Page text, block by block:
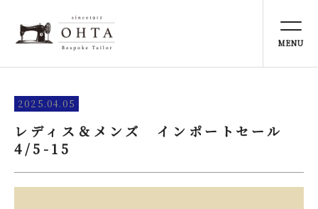
TOP
トップ
お知らせ
ABOUT US
2025.04.05
レディス＆メンズ インポートセール
4/5-15